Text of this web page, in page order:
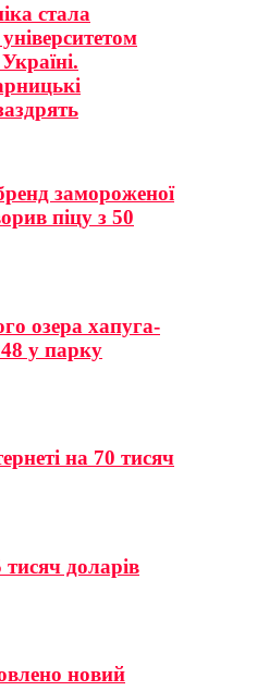
стала
замороженої
піцу з 50
озера хапуга-
у парку
на 70 тисяч
доларів
новий